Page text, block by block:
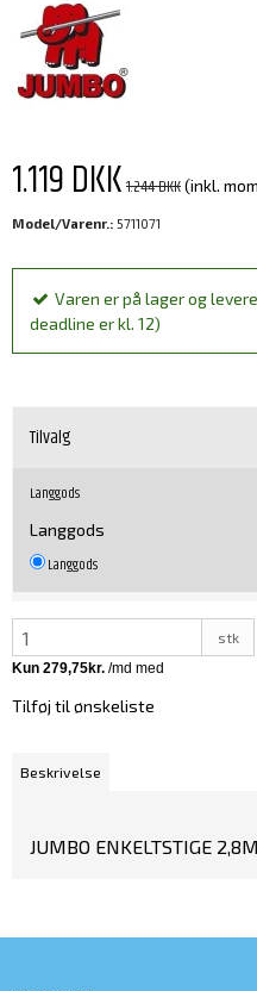
1.119 DKK1.244 DKK(inkl.
Model/Varenr.: 5711071
Varen er på lager og
deadline er kl. 12)
Tilvalg
Langgods
Langgods
Langgods
stk
Tilføj til ønskeliste
Beskrivelse
JUMBO ENKELTSTIGE